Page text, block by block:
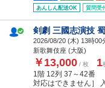
あんしん配送OK
質問受
剣劇 三國志演技
2026/08/20 (木) 13時00
新歌舞伎座 (大阪)
￥13,000 / 枚 1
1階 12列 37～42番
対応はできません］